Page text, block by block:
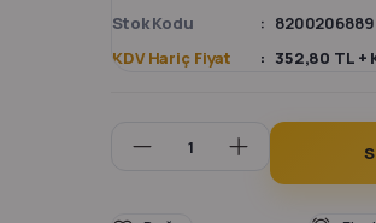
Stok Kodu
8200206889
KDV Hariç Fiyat
352,80 TL +